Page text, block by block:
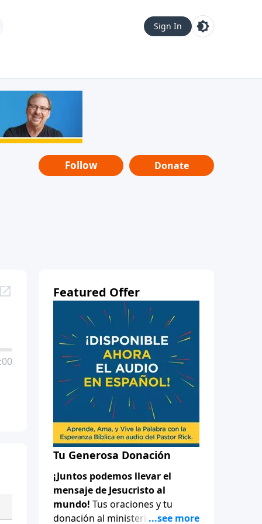
Sign In
Follow Donate
Featured Offer
Tu Generosa Donación
¡Juntos podemos llevar el
mensaje de Jesucristo al
mundo! Tus oraciones y tu
donación al ministerio de